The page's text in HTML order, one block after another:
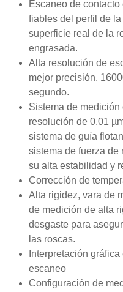
Escaneo de
fiables del perfil de
superficie real de la
engrasada.
Alta resolución de
mejor precisión.
segundo.
Sistema de
resolución de 0.01
sistema de guía
sistema de fuerza de
su alta estabilidad y
Corrección de
Alta rigidez, vara de
de medición de alta
desgaste para
las roscas.
Interpretación
escaneo
Configuración de